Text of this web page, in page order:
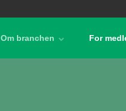
Om branchen For